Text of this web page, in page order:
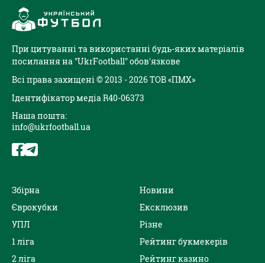
При цитуванні та використанні будь-яких матеріалів
посилання на "UkrFootball" обов'язкове
Всі права захищені © 2013 - 2026 ТОВ «ПМХ»
Ідентифікатор медіа R40-06373
Наша пошта:
info@ukrfootball.ua
Збірна
Єврокубки
УПЛ
1 ліга
2 ліга
Новини
Ексклюзив
Різне
Рейтинг букмекерів
Рейтинг казино